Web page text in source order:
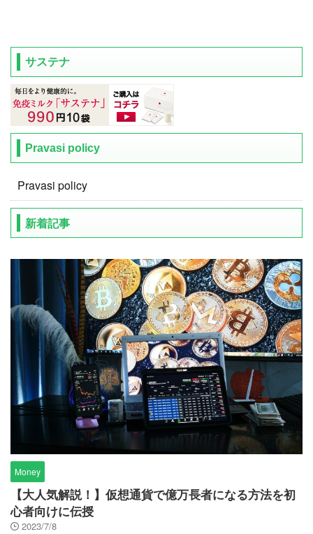
サステナ
Pravasi policy
Pravasi policy
新着記事
Money
【大人気解説！】仮想通貨で億万長者になる方法を初
心者向けに伝授
2023/7/8